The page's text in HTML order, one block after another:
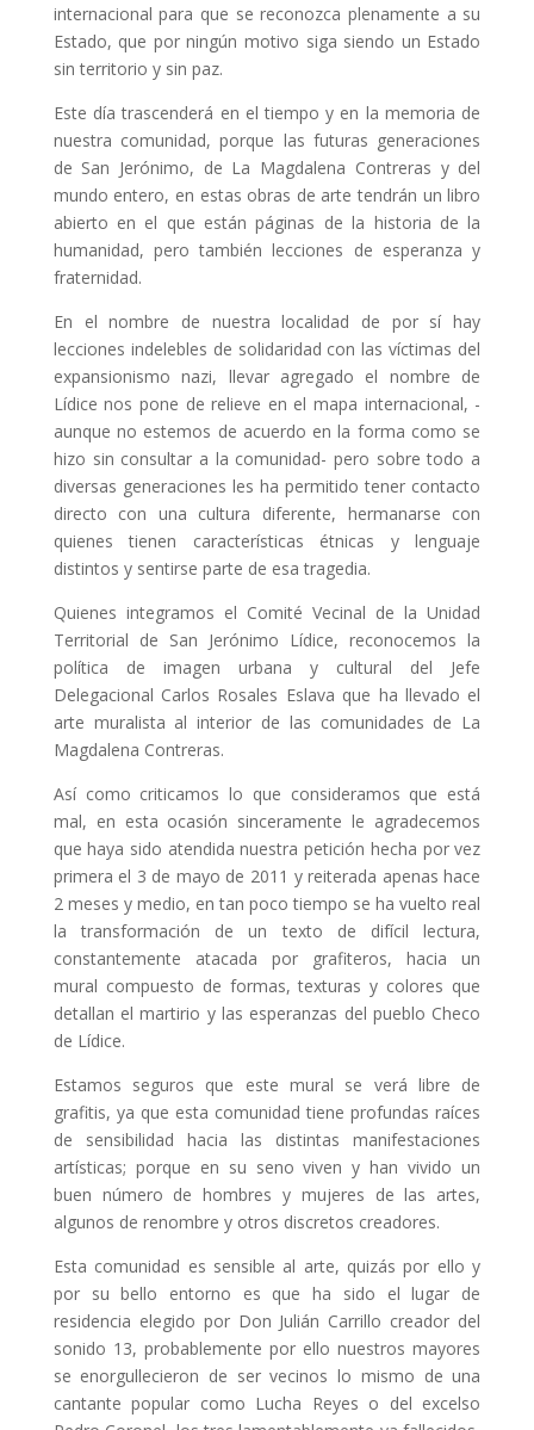
internacional para que se reconozca plenamente a su
Estado, que por ningún motivo siga siendo un Estado
sin territorio y sin paz.
Este día trascenderá en el tiempo y en la memoria de
nuestra comunidad, porque las futuras generaciones
de San Jerónimo, de La Magdalena Contreras y del
mundo entero, en estas obras de arte tendrán un libro
abierto en el que están páginas de la historia de la
humanidad, pero también lecciones de esperanza y
fraternidad.
En el nombre de nuestra localidad de por sí hay
lecciones indelebles de solidaridad con las víctimas del
expansionismo nazi, llevar agregado el nombre de
Lídice nos pone de relieve en el mapa internacional, -
aunque no estemos de acuerdo en la forma como se
hizo sin consultar a la comunidad- pero sobre todo a
diversas generaciones les ha permitido tener contacto
directo con una cultura diferente, hermanarse con
quienes tienen características étnicas y lenguaje
distintos y sentirse parte de esa tragedia.
Quienes integramos el Comité Vecinal de la Unidad
Territorial de San Jerónimo Lídice, reconocemos la
política de imagen urbana y cultural del Jefe
Delegacional Carlos Rosales Eslava que ha llevado el
arte muralista al interior de las comunidades de La
Magdalena Contreras.
Así como criticamos lo que consideramos que está
mal, en esta ocasión sinceramente le agradecemos
que haya sido atendida nuestra petición hecha por vez
primera el 3 de mayo de 2011 y reiterada apenas hace
2 meses y medio, en tan poco tiempo se ha vuelto real
la transformación de un texto de difícil lectura,
constantemente atacada por grafiteros, hacia un
mural compuesto de formas, texturas y colores que
detallan el martirio y las esperanzas del pueblo Checo
de Lídice.
Estamos seguros que este mural se verá libre de
grafitis, ya que esta comunidad tiene profundas raíces
de sensibilidad hacia las distintas manifestaciones
artísticas; porque en su seno viven y han vivido un
buen número de hombres y mujeres de las artes,
algunos de renombre y otros discretos creadores.
Esta comunidad es sensible al arte, quizás por ello y
por su bello entorno es que ha sido el lugar de
residencia elegido por Don Julián Carrillo creador del
sonido 13, probablemente por ello nuestros mayores
se enorgullecieron de ser vecinos lo mismo de una
cantante popular como Lucha Reyes o del excelso